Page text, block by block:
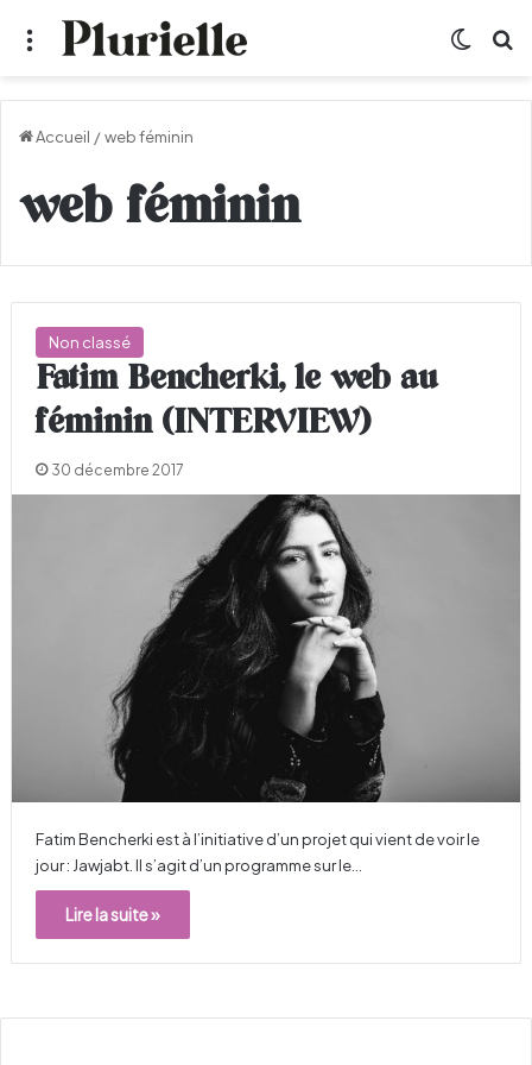
Menu
Accueil /web féminin
web féminin
Non classé
Fatim Bencherki, le web au
féminin (INTERVIEW)
30 décembre 2017
Fatim Bencherki est à l’initiative d’un projet qui vient de voir le
jour : Jawjabt. Il s’agit d’un programme sur le…
Lire la suite »